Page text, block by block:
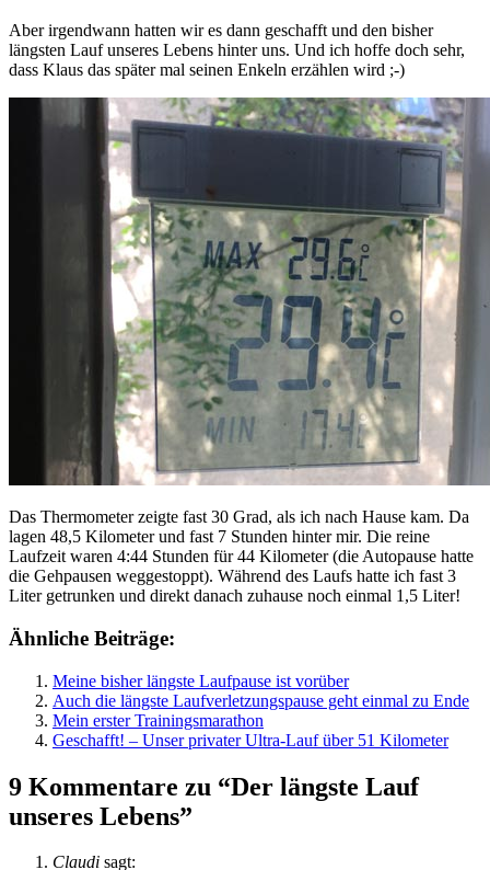
Aber irgendwann hatten wir es dann geschafft und den bisher
längsten Lauf unseres Lebens hinter uns. Und ich hoffe doch sehr,
dass Klaus das später mal seinen Enkeln erzählen wird ;-)
Das Thermometer zeigte fast 30 Grad, als ich nach Hause kam. Da
lagen 48,5 Kilometer und fast 7 Stunden hinter mir. Die reine
Laufzeit waren 4:44 Stunden für 44 Kilometer (die Autopause hatte
die Gehpausen weggestoppt). Während des Laufs hatte ich fast 3
Liter getrunken und direkt danach zuhause noch einmal 1,5 Liter!
Ähnliche Beiträge:
Meine bisher längste Laufpause ist vorüber
Auch die längste Laufverletzungspause geht einmal zu Ende
Mein erster Trainingsmarathon
Geschafft! – Unser privater Ultra-Lauf über 51 Kilometer
9 Kommentare zu “Der längste Lauf
unseres Lebens”
Claudi sagt: